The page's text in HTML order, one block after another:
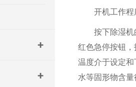
开机工作程
按下除湿
红色急停按钮
温度介于设定
水等固形物含